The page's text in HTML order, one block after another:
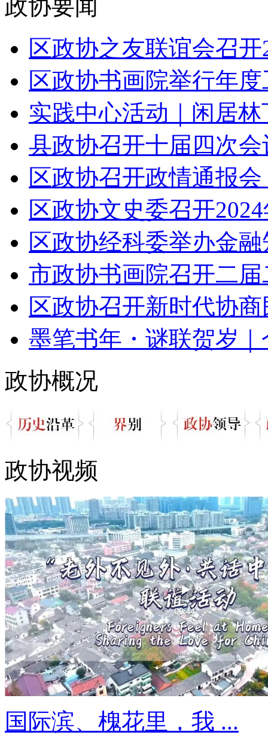
政协要闻
区政协之友联谊会召
区政协书画院举行年
实践中心活动｜闲居林
县政协召开十届四次
区政协召开政情通报会
区政协文史委召开
区政协经科委举办金
市政协书画院召开二
区政协召开新时代协
墨笔书年・谜联贺岁
政协概况
政协视频
国际滨、槐花里，我 ...